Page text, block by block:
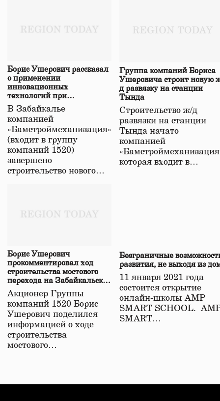
Борис Ушерович рассказал
о применении
инновационных
технологий при
строительстве нового моста
в Забайкалье
В Забайкалье
компанией
«Бамстроймеханизация»
(входит в группу
компаний 1520)
завершено
строительство нового…
Группа компаний Бориса
Ушеровича строит новую
д развязку на станции
Тында
Строительство ж/д
развязки на станции
Тында начато
компанией
которая входит в…
Борис Ушерович
прокомментировал ход
строительства мостового
перехода на Забайкальской
железной дороге
Акционер Группы
компаний 1520 Борис
Ушерович поделился
информацией о ходе
строительства
мостового…
Безграничные
развития, не выходя из
11 января 2021 года
состоится открытие
онлайн-школы АМР
SMART SCHOOL.
SMART…